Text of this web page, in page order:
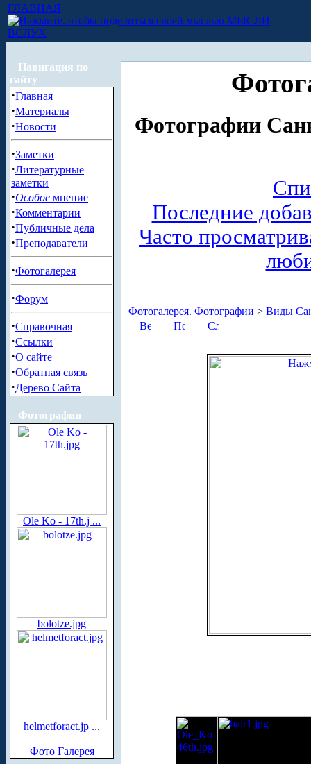
ГЛАВНАЯ
МЫСЛИ
ВСЛУХ
Навигация по
сайту
·Главная
·Материалы
·Новости
·Заметки
·Литературные
заметки
·Особое мнение
·Комментарии
·Публичные дела
·Преподаватели
·Фотогалерея
·Форум
·Справочная
·Ссылки
·О сайте
·Обратная связь
·Дерево Сайта
Фотографии
Ole Ko - 17th.j ...
bolotze.jpg
helmetforact.jp ...
Фото Галерея
Фотографии
Последние
Часто
Фотогалерея. Фотографии > Виды